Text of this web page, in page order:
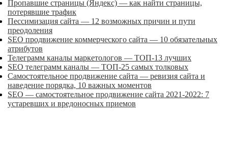
Пропавшие страницы (Яндекс) — как найти страницы,
потерявшие трафик
Пессимизация сайта — 12 возможных причин и пути
преодоления
SEO продвижение коммерческого сайта — 10 обязательных
атрибутов
Телеграмм каналы маркетологов — ТОП-13 лучших
SEO телеграмм каналы — ТОП-25 самых толковых
Самостоятельное продвижение сайта — ревизия сайта и
наведение порядка, 10 важных моментов
SEO — самостоятельное продвижение сайта 2021-2022: 7
устаревших и вредоносных приемов